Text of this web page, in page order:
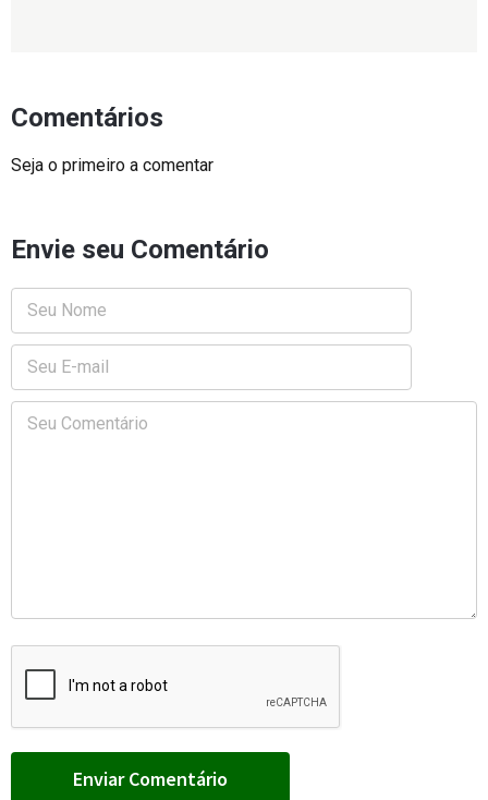
Comentários
Seja o primeiro a comentar
Envie seu Comentário